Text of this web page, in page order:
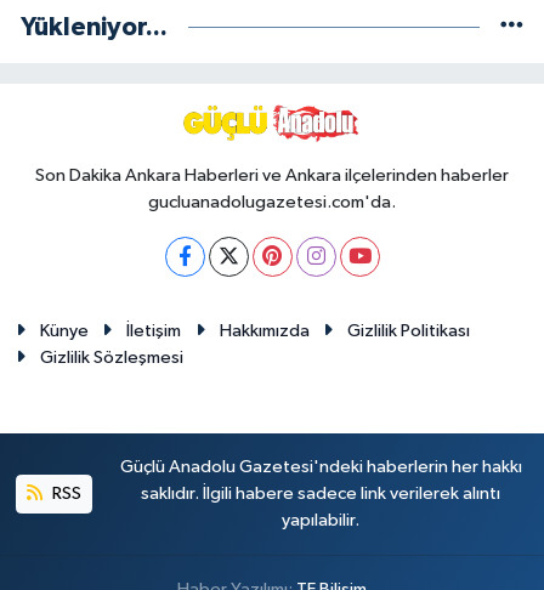
Yükleniyor...
Son Dakika Ankara Haberleri ve Ankara ilçelerinden haberler
gucluanadolugazetesi.com'da.
Künye İletişim Hakkımızda
Gizlilik Politikası
Gizlilik Sözleşmesi
RSS
Güçlü Anadolu Gazetesi'ndeki haberlerin her hakkı
saklıdır. İlgili habere sadece link verilerek alıntı
yapılabilir.